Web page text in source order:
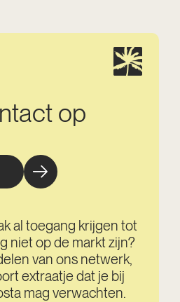
op
al toegang krijgen tot
niet op de markt zijn?
van ons netwerk,
extraatje dat je bij
mag verwachten.